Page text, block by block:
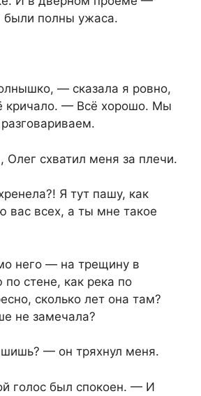
были полны ужаса.
— сказала я ровно,
кричало. — Всё хорошо. Мы
Олег схватил меня за плечи.
Я тут пашу, как
вас всех, а ты мне такое
него — на трещину в
стене, как река по
сколько лет она там?
не замечала?
— он тряхнул меня.
голос был спокоен. — И